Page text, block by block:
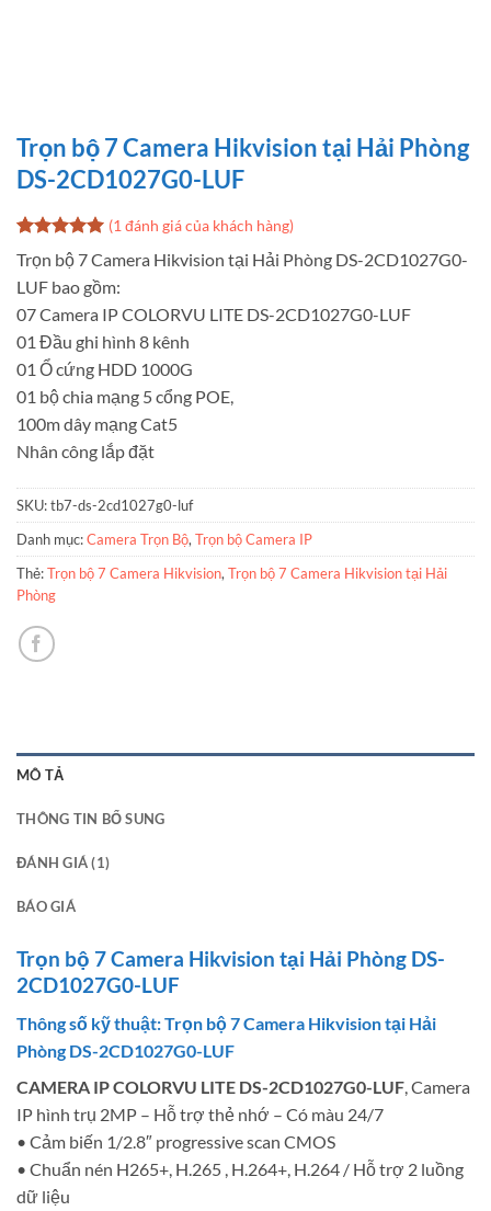
Trọn bộ 7 Camera Hikvision tại Hải Phòng
DS-2CD1027G0-LUF
5trên 5
dựa trên
1
đánh giá
(1 đánh giá của khách hàng)
Trọn bộ 7 Camera Hikvision tại Hải Phòng DS-2CD1027G0-
LUF bao gồm:
07 Camera IP COLORVU LITE DS-2CD1027G0-LUF
01 Đầu ghi hình 8 kênh
01 Ổ cứng HDD 1000G
01 bộ chia mạng 5 cổng POE,
100m dây mạng Cat5
Nhân công lắp đặt
SKU:tb7-ds-2cd1027g0-luf
Danh mục:Camera Trọn Bộ, Trọn bộ Camera IP
Thẻ:Trọn bộ 7 Camera Hikvision, Trọn bộ 7 Camera Hikvision tại Hải
Phòng
MÔ TẢ
THÔNG TIN BỔ SUNG
ĐÁNH GIÁ (1)
BÁO GIÁ
Trọn bộ 7 Camera Hikvision tại Hải Phòng DS-
2CD1027G0-LUF
Thông số kỹ thuật: Trọn bộ 7 Camera Hikvision tại Hải
Phòng DS-2CD1027G0-LUF
CAMERA IP COLORVU LITE DS-2CD1027G0-LUF , Camera
IP hình trụ 2MP – Hỗ trợ thẻ nhớ – Có màu 24/7
• Cảm biến 1/2.8″ progressive scan CMOS
• Chuẩn nén H265+, H.265 , H.264+, H.264 / Hỗ trợ 2 luồng
dữ liệu